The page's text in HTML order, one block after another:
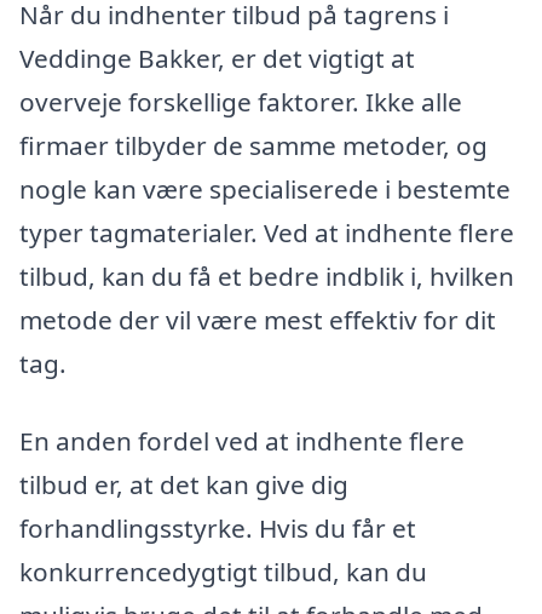
Når du indhenter tilbud på tagrens i
Veddinge Bakker, er det vigtigt at
overveje forskellige faktorer. Ikke alle
firmaer tilbyder de samme metoder, og
nogle kan være specialiserede i bestemte
typer tagmaterialer. Ved at indhente flere
tilbud, kan du få et bedre indblik i, hvilken
metode der vil være mest effektiv for dit
tag.
En anden fordel ved at indhente flere
tilbud er, at det kan give dig
forhandlingsstyrke. Hvis du får et
konkurrencedygtigt tilbud, kan du